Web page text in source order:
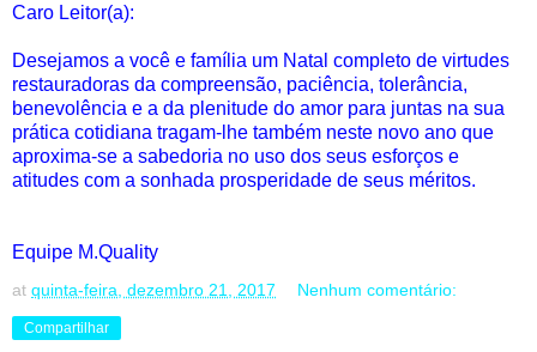
Caro Leitor(a):
Desejamos a você e família um Natal completo de virtudes
restauradoras da compreensão, paciência, tolerância,
benevolência e a da plenitude do amor para juntas na sua
prática cotidiana tragam-lhe também neste novo ano que
aproxima-se a sabedoria no uso dos seus esforços e
atitudes com a sonhada prosperidade de seus méritos.
Equipe M.Quality
at quinta-feira, dezembro 21, 2017 Nenhum comentário:
Compartilhar